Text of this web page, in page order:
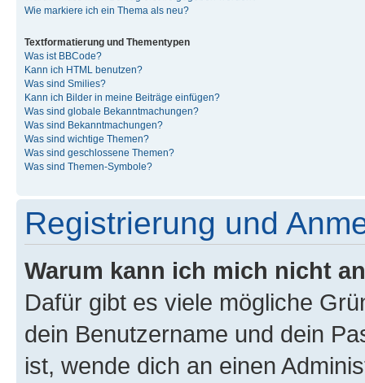
Wie markiere ich ein Thema als neu?
Textformatierung und Thementypen
Was ist BBCode?
Kann ich HTML benutzen?
Was sind Smilies?
Kann ich Bilder in meine Beiträge einfügen?
Was sind globale Bekanntmachungen?
Was sind Bekanntmachungen?
Was sind wichtige Themen?
Was sind geschlossene Themen?
Was sind Themen-Symbole?
Registrierung und
Warum kann ich mich nicht
Dafür gibt es viele mögliche
dein Benutzername und dein
ist, wende dich an einen